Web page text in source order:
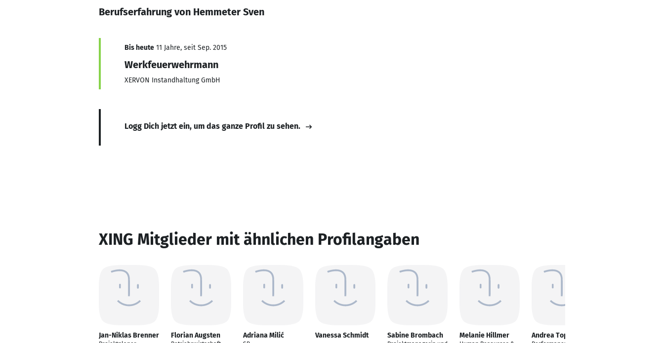
Berufserfahrung von Hemmeter Sven
Bis heute 11 Jahre, seit Sep. 2015
Werkfeuerwehrmann
XERVON Instandhaltung GmbH
Logg Dich jetzt ein, um das ganze Profil zu sehen.
XING Mitglieder mit ähnlichen Profilangaben
Jan-Niklas Brenner Florian Augsten Adriana Milić Vanessa Schmidt Sabine Brombach Melanie Hillmer Andrea Topic